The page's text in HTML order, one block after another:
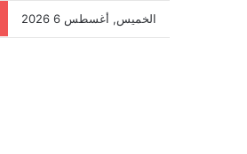
الخميس, أغسطس 6 2026